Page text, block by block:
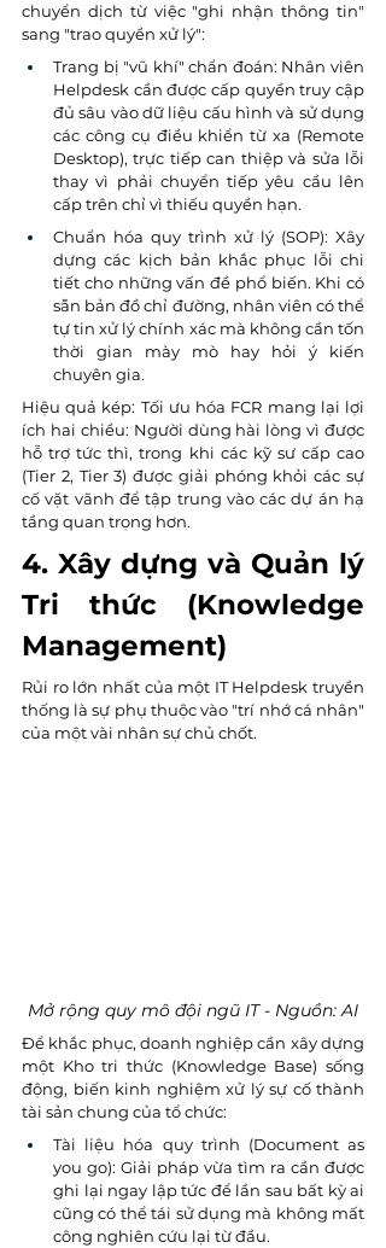
chuyển dịch từ việc "ghi nhận thông tin"
sang "trao quyền xử lý":
Trang bị "vũ khí" chẩn đoán: Nhân viên
Helpdesk cần được cấp quyền truy cập
đủ sâu vào dữ liệu cấu hình và sử dụng
các công cụ điều khiển từ xa (Remote
Desktop), trực tiếp can thiệp và sửa lỗi
thay vì phải chuyển tiếp yêu cầu lên
cấp trên chỉ vì thiếu quyền hạn.
Chuẩn hóa quy trình xử lý (SOP): Xây
dựng các kịch bản khắc phục lỗi chi
tiết cho những vấn đề phổ biến. Khi có
sẵn bản đồ chỉ đường, nhân viên có thể
tự tin xử lý chính xác mà không cần tốn
thời gian mày mò hay hỏi ý kiến
chuyên gia.
Hiệu quả kép: Tối ưu hóa FCR mang lại lợi
ích hai chiều: Người dùng hài lòng vì được
hỗ trợ tức thì, trong khi các kỹ sư cấp cao
(Tier 2, Tier 3) được giải phóng khỏi các sự
cố vặt vãnh để tập trung vào các dự án hạ
tầng quan trọng hơn.
4. Xây dựng và Quản lý
Tri thức (Knowledge
Management)
Rủi ro lớn nhất của một IT Helpdesk truyền
thống là sự phụ thuộc vào "trí nhớ cá nhân"
của một vài nhân sự chủ chốt.
Mở rộng quy mô đội ngũ IT - Nguồn: AI
Để khắc phục, doanh nghiệp cần xây dựng
một Kho tri thức (Knowledge Base) sống
động, biến kinh nghiệm xử lý sự cố thành
tài sản chung của tổ chức:
Tài liệu hóa quy trình (Document as
you go): Giải pháp vừa tìm ra cần được
ghi lại ngay lập tức để lần sau bất kỳ ai
cũng có thể tái sử dụng mà không mất
công nghiên cứu lại từ đầu.